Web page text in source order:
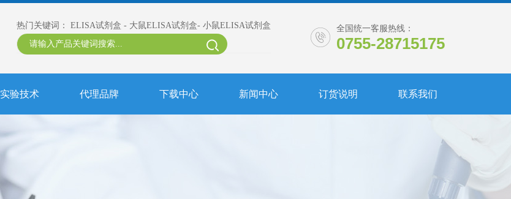
热门关键词： ELISA试剂盒 - 大鼠ELISA试剂盒- 小鼠ELISA试剂盒 全国统一客服热线：
0755-28715175
实验技术 代理品牌 下载中心 新闻中心 订货说明 联系我们